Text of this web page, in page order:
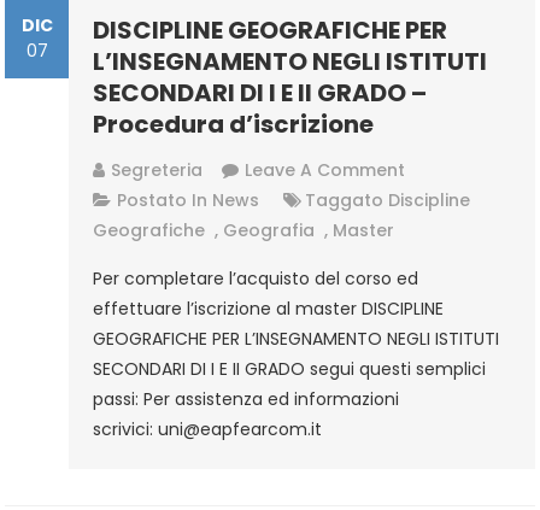
DIC
07
DISCIPLINE GEOGRAFICHE PER
L’INSEGNAMENTO NEGLI ISTITUTI
SECONDARI DI I E II GRADO –
Procedura d’iscrizione
Segreteria Leave A Comment
DISCIPLINE
NEGLI
ISTITUTI
SECONDARI
Postato In News Taggato Discipline
Geografiche , Geografia , Master
Per completare l’acquisto del corso ed
effettuare l’iscrizione al master DISCIPLINE
GEOGRAFICHE PER L’INSEGNAMENTO NEGLI ISTITUTI
SECONDARI DI I E II GRADO segui questi semplici
passi: Per assistenza ed informazioni
scrivici: uni@eapfearcom.it